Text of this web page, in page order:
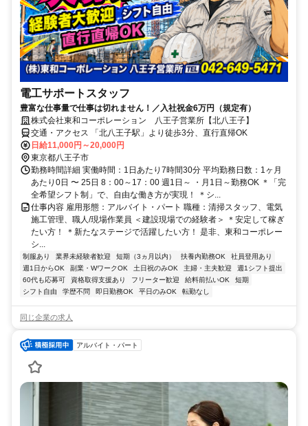
電工サポートスタッフ
豊富な仕事量で仕事は切れません！／入社祝金6万円（規定有）
株式会社東和コーポレーション 八王子営業所【北八王子】
交通・アクセス 「北八王子駅」より徒歩3分、直行直帰OK
日給11,000円～20,000円
東京都八王子市
勤務時間詳細 実働時間：1日あたり7時間30分 平均勤務日数：1ヶ月
あたり0日 〜 25日 8：00～17：00 週1日～ ・月1日～勤務OK ＊「完
全希望シフト制」で、自由な働き方が実現！ ＊シ...
仕事内容 雇用形態：アルバイト・パート 職種：清掃スタッフ、電気
施工管理、職人/現場作業員 ＜建設現場での経験者＞ ＊安定して稼ぎ
たい方！ ＊新たなステージで活躍したい方！ 是非、東和コーポレー
シ...
制服あり 業界未経験者歓迎 短期（3ヵ月以内） 扶養内勤務OK
社員登用あり
週1日からOK
副業・WワークOK 土日祝のみOK 主婦・主夫歓迎
週1シフト提出
60代も応募可
資格取得支援あり フリーター歓迎 給料前払いOK
短期
シフト自由
学歴不問 即日勤務OK 平日のみOK 転勤なし
同じ企業の求人
アルバイト・パート